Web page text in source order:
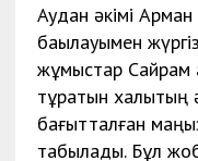
Аудан әкімі
бақылауымен
жұмыстар Сайрам
тұратын халықтың
бағытталған
табылады. Бұл